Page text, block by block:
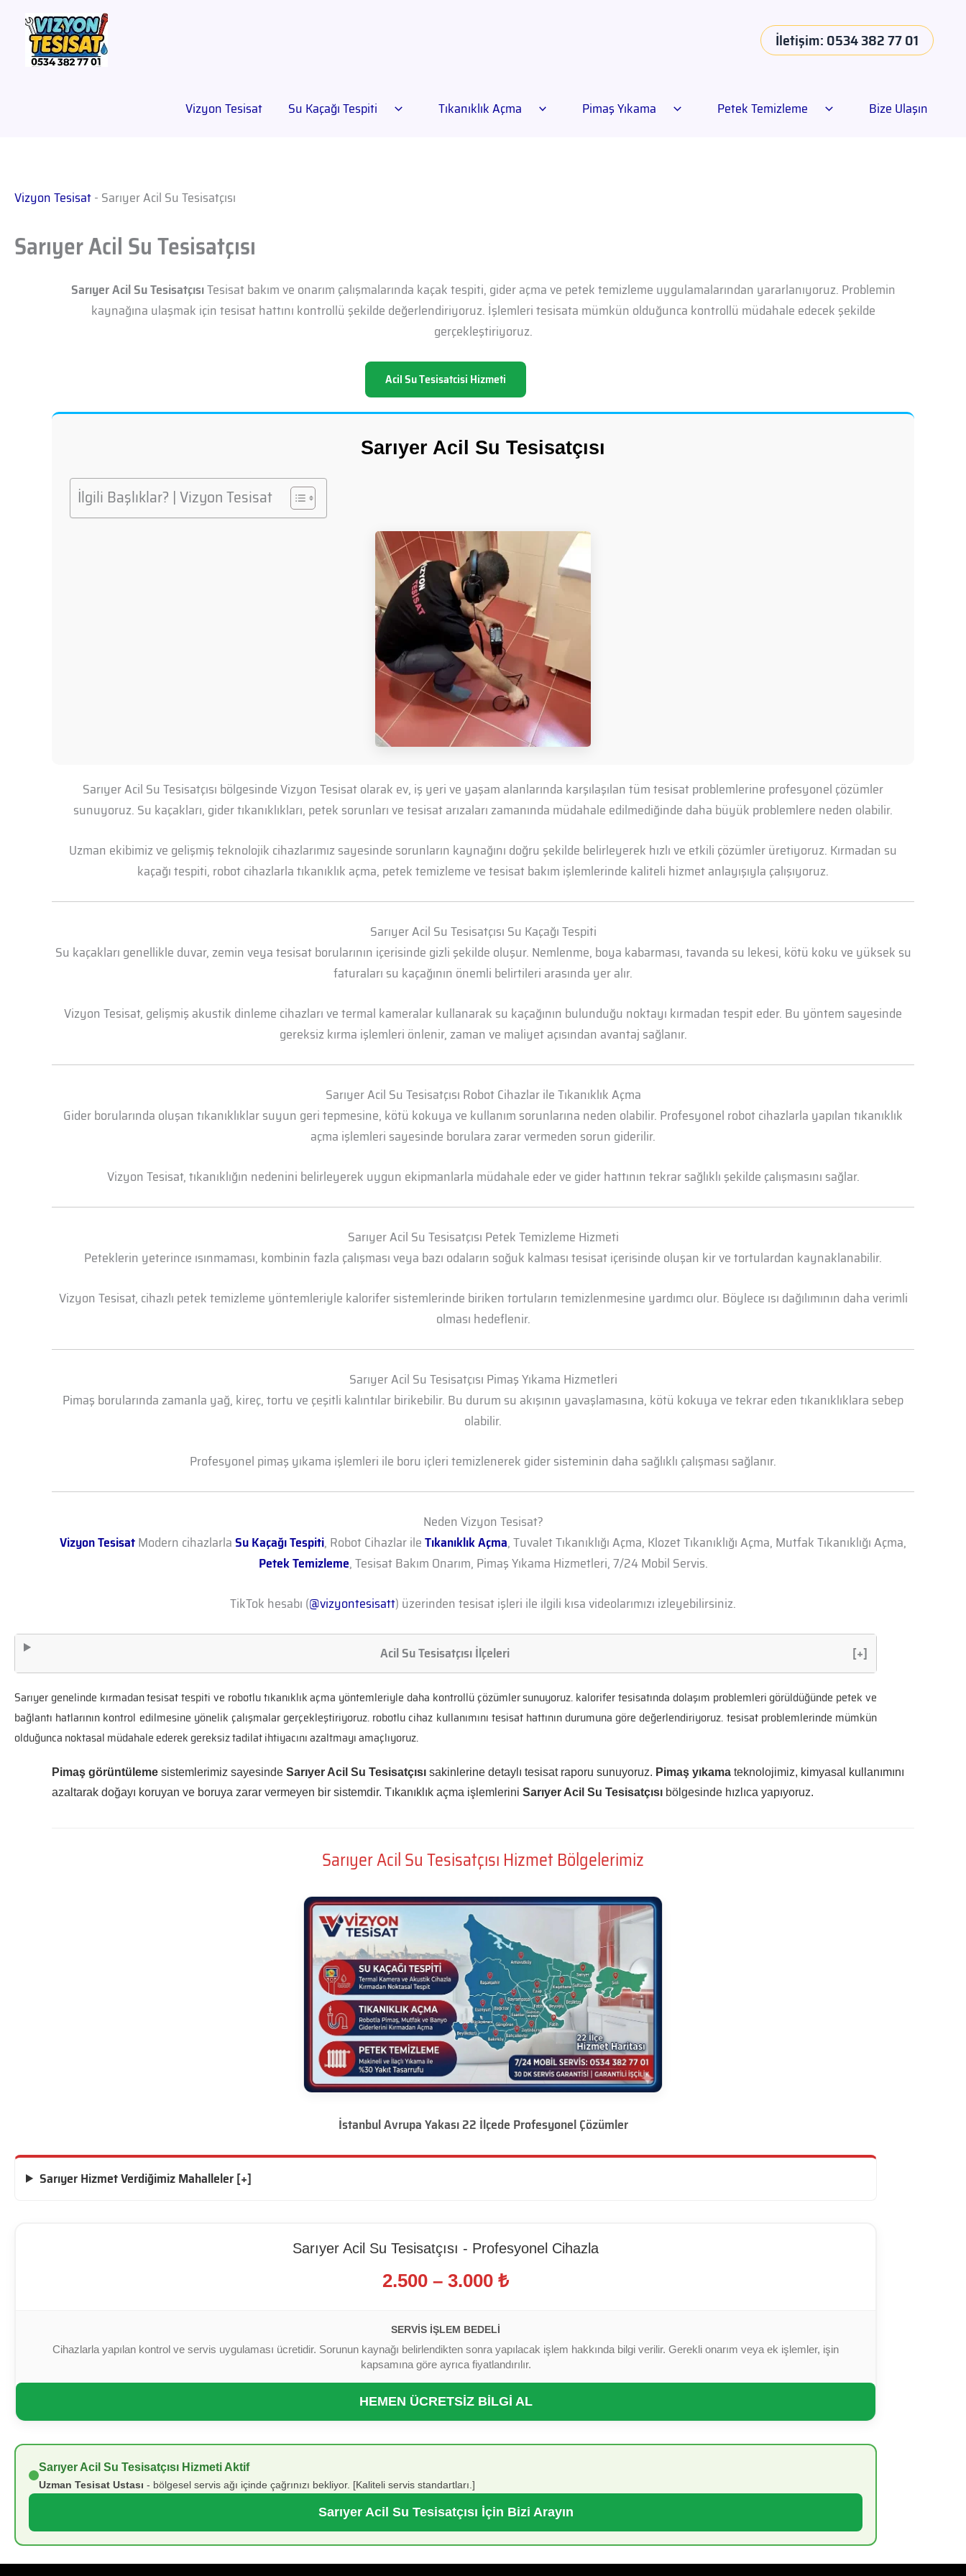
İletişim: 0534 382 77 01
Vizyon Tesisat Su Kaçağı Tespiti Tıkanıklık Açma Pimaş Yıkama Petek Temizleme Bize Ulaşın
Vizyon Tesisat- Sarıyer Acil Su Tesisatçısı
Sarıyer Acil Su Tesisatçısı
Sarıyer Acil Su TesisatçısıTesisat bakım ve onarım çalışmalarında kaçak tespiti, gider açma ve petek temizleme uygulamalarından yararlanıyoruz. Problemin
kaynağına ulaşmak için tesisat hattını kontrollü şekilde değerlendiriyoruz. İşlemleri tesisata mümkün olduğunca kontrollü müdahale edecek şekilde
gerçekleştiriyoruz.
Acil Su Tesisatcisi Hizmeti
Sarıyer Acil Su Tesisatçısı
İlgili Başlıklar? | Vizyon Tesisat
Sarıyer Acil Su Tesisatçısı bölgesinde Vizyon Tesisat olarak ev, iş yeri ve yaşam alanlarında karşılaşılan tüm tesisat problemlerine profesyonel çözümler
sunuyoruz. Su kaçakları, gider tıkanıklıkları, petek sorunları ve tesisat arızaları zamanında müdahale edilmediğinde daha büyük problemlere neden olabilir.
Uzman ekibimiz ve gelişmiş teknolojik cihazlarımız sayesinde sorunların kaynağını doğru şekilde belirleyerek hızlı ve etkili çözümler üretiyoruz. Kırmadan su
kaçağı tespiti, robot cihazlarla tıkanıklık açma, petek temizleme ve tesisat bakım işlemlerinde kaliteli hizmet anlayışıyla çalışıyoruz.
Sarıyer Acil Su Tesisatçısı Su Kaçağı Tespiti
Su kaçakları genellikle duvar, zemin veya tesisat borularının içerisinde gizli şekilde oluşur. Nemlenme, boya kabarması, tavanda su lekesi, kötü koku ve yüksek su
faturaları su kaçağının önemli belirtileri arasında yer alır.
Vizyon Tesisat, gelişmiş akustik dinleme cihazları ve termal kameralar kullanarak su kaçağının bulunduğu noktayı kırmadan tespit eder. Bu yöntem sayesinde
gereksiz kırma işlemleri önlenir, zaman ve maliyet açısından avantaj sağlanır.
Sarıyer Acil Su Tesisatçısı Robot Cihazlar ile Tıkanıklık Açma
Gider borularında oluşan tıkanıklıklar suyun geri tepmesine, kötü kokuya ve kullanım sorunlarına neden olabilir. Profesyonel robot cihazlarla yapılan tıkanıklık
açma işlemleri sayesinde borulara zarar vermeden sorun giderilir.
Vizyon Tesisat, tıkanıklığın nedenini belirleyerek uygun ekipmanlarla müdahale eder ve gider hattının tekrar sağlıklı şekilde çalışmasını sağlar.
Sarıyer Acil Su Tesisatçısı Petek Temizleme Hizmeti
Peteklerin yeterince ısınmaması, kombinin fazla çalışması veya bazı odaların soğuk kalması tesisat içerisinde oluşan kir ve tortulardan kaynaklanabilir.
Vizyon Tesisat, cihazlı petek temizleme yöntemleriyle kalorifer sistemlerinde biriken tortuların temizlenmesine yardımcı olur. Böylece ısı dağılımının daha verimli
olması hedeflenir.
Sarıyer Acil Su Tesisatçısı Pimaş Yıkama Hizmetleri
Pimaş borularında zamanla yağ, kireç, tortu ve çeşitli kalıntılar birikebilir. Bu durum su akışının yavaşlamasına, kötü kokuya ve tekrar eden tıkanıklıklara sebep
olabilir.
Profesyonel pimaş yıkama işlemleri ile boru içleri temizlenerek gider sisteminin daha sağlıklı çalışması sağlanır.
Neden Vizyon Tesisat?
Vizyon TesisatModern cihazlarlaSu Kaçağı Tespiti, Robot Cihazlar ileTıkanıklık Açma, Tuvalet Tıkanıklığı Açma, Klozet Tıkanıklığı Açma, Mutfak Tıkanıklığı Açma,
Petek Temizleme, Tesisat Bakım Onarım, Pimaş Yıkama Hizmetleri, 7/24 Mobil Servis.
TikTok hesabı (@vizyontesisatt) üzerinden tesisat işleri ile ilgili kısa videolarımızı izleyebilirsiniz.
Acil Su Tesisatçısı İlçeleri [+]
Sarıyer genelinde kırmadan tesisat tespiti ve robotlu tıkanıklık açma yöntemleriyle daha kontrollü çözümler sunuyoruz. kalorifer tesisatında dolaşım problemleri görüldüğünde petek ve
bağlantı hatlarının kontrol edilmesine yönelik çalışmalar gerçekleştiriyoruz. robotlu cihaz kullanımını tesisat hattının durumuna göre değerlendiriyoruz. tesisat problemlerinde mümkün
olduğunca noktasal müdahale ederek gereksiz tadilat ihtiyacını azaltmayı amaçlıyoruz.
Pimaş görüntüleme sistemlerimiz sayesinde Sarıyer Acil Su Tesisatçısı sakinlerine detaylı tesisat raporu sunuyoruz. Pimaş yıkama teknolojimiz, kimyasal kullanımını
azaltarak doğayı koruyan ve boruya zarar vermeyen bir sistemdir. Tıkanıklık açma işlemlerini Sarıyer Acil Su Tesisatçısı bölgesinde hızlıca yapıyoruz.
Sarıyer Acil Su Tesisatçısı Hizmet Bölgelerimiz
İstanbul Avrupa Yakası 22 İlçede Profesyonel Çözümler
Sarıyer Hizmet Verdiğimiz Mahalleler [+]
Sarıyer Acil Su Tesisatçısı - Profesyonel Cihazla
2.500 – 3.000 ₺
SERVIS İŞLEM BEDELI
Cihazlarla yapılan kontrol ve servis uygulaması ücretidir. Sorunun kaynağı belirlendikten sonra yapılacak işlem hakkında bilgi verilir. Gerekli onarım veya ek işlemler, işin
kapsamına göre ayrıca fiyatlandırılır.
HEMEN ÜCRETSİZ BİLGİ AL
Sarıyer Acil Su Tesisatçısı Hizmeti Aktif
Uzman Tesisat Ustası - bölgesel servis ağı içinde çağrınızı bekliyor. [Kaliteli servis standartları.]
Sarıyer Acil Su Tesisatçısı İçin Bizi Arayın